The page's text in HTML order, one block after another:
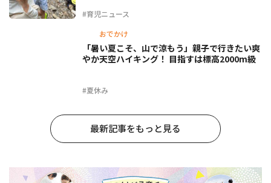
#育児ニュース
おでかけ
#夏休み
「暑い夏こそ、山で涼もう」親子で行きたい爽
やか天空ハイキング！ 目指すは標高2000m級
最新記事をもっと見る